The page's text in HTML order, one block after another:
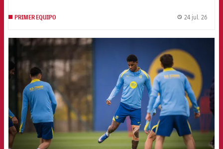
PRIMER EQUIPO 24 jul. 26